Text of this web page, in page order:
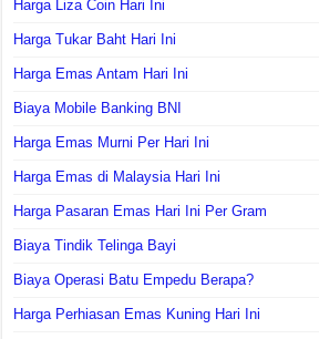
Harga Liza Coin Hari Ini
Harga Tukar Baht Hari Ini
Harga Emas Antam Hari Ini
Biaya Mobile Banking BNI
Harga Emas Murni Per Hari Ini
Harga Emas di Malaysia Hari Ini
Harga Pasaran Emas Hari Ini Per Gram
Biaya Tindik Telinga Bayi
Biaya Operasi Batu Empedu Berapa?
Harga Perhiasan Emas Kuning Hari Ini